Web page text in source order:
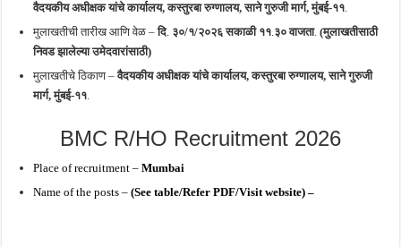
वैदयकीय अधीक्षक यांचे कार्यालय, कस्तुरबा रुग्णालय, साने गुरुजी मार्ग, मुंबई-११.
मुलाखतीची तारीख आणि वेळ –दि. ३०/१/२०२६ सकाळी ११.३० वाजता. (मुलाखतीसाठी
निवड झालेल्या उमेदवारांसाठी)
मुलाखतीचे ठिकाण –वैदयकीय अधीक्षक यांचे कार्यालय, कस्तुरबा रुग्णालय, साने गुरुजी
मार्ग, मुंबई-११.
BMC R/HO Recruitment 2026
Place of recruitment – Mumbai
Name of the posts –(See table/Refer PDF/Visit website) –